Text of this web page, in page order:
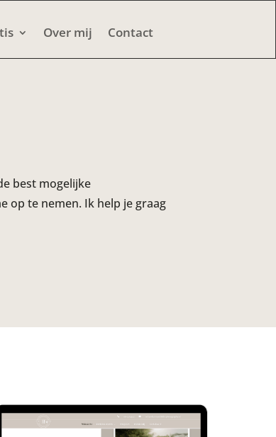
Over mij Contact
best mogelijke
op te nemen. Ik help je graag